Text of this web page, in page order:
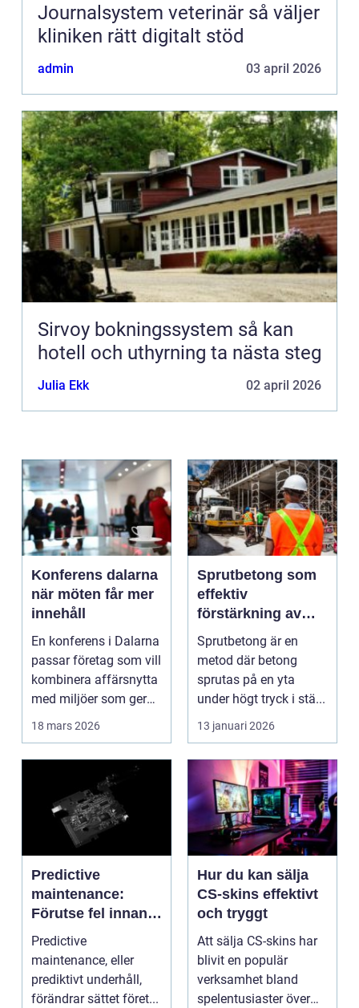
Journalsystem veterinär så väljer
kliniken rätt digitalt stöd
admin 03 april 2026
Sirvoy bokningssystem så kan
hotell och uthyrning ta nästa steg
Julia Ekk 02 april 2026
Konferens dalarna
när möten får mer
innehåll
En konferens i Dalarna
passar företag som vill
kombinera affärsnytta
med miljöer som ger
lugn, fokus...
18 mars 2026
Sprutbetong som
effektiv
förstärkning av
berg och betong
Sprutbetong är en
metod där betong
sprutas på en yta
under högt tryck i stä...
13 januari 2026
Predictive
maintenance:
Förutse fel innan
de uppstår med
hjälp av sensorer
Predictive
maintenance, eller
prediktivt underhåll,
förändrar sättet föret...
Hur du kan sälja
CS-skins effektivt
och tryggt
Att sälja CS-skins har
blivit en populär
verksamhet bland
spelentusiaster över